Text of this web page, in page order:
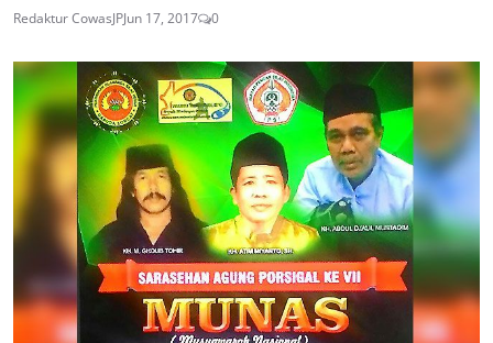
Redaktur CowasJPJun 17, 2017 0